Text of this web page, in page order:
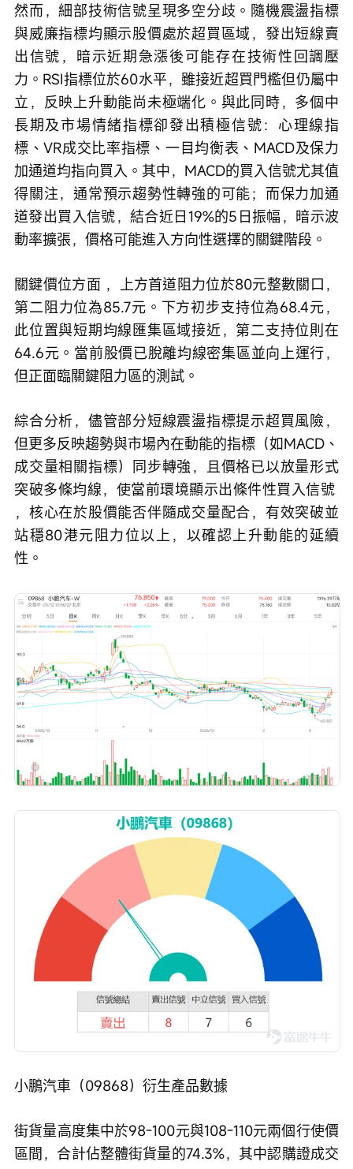
然而，細部技術信號呈現多空分歧。隨機震盪指標
與威廉指標均顯示股價處於超買區域，發出短線賣
出信號，暗示近期急漲後可能存在技術性回調壓
力。RSI指標位於60水平，雖接近超買門檻但仍屬中
立，反映上升動能尚未極端化。與此同時，多個中
長期及市場情緒指標卻發出積極信號：心理線指
標、VR成交比率指標、一目均衡表、MACD及保力
加通道均指向買入。其中，MACD的買入信號尤其值
得關注，通常預示趨勢性轉強的可能；而保力加通
道發出買入信號，結合近日19%的5日振幅，暗示波
動率擴張，價格可能進入方向性選擇的關鍵階段。
關鍵價位方面 ，上方首道阻力位於80元整數關口，
第二阻力位為85.7元。下方初步支持位為68.4元，
此位置與短期均線匯集區域接近，第二支持位則在
64.6元。當前股價已脫離均線密集區並向上運行，
但正面臨關鍵阻力區的測試。
綜合分析，儘管部分短線震盪指標提示超買風險，
但更多反映趨勢與市場內在動能的指標（如MACD、
成交量相關指標）同步轉強，且價格已以放量形式
突破多條均線，使當前環境顯示出條件性買入信號
，核心在於股價能否伴隨成交量配合，有效突破並
站穩80港元阻力位以上，以確認上升動能的延續
性。
小鵬汽車（09868）衍生產品數據
街貨量高度集中於98-100元與108-110元兩個行使價
區間，合計佔整體街貨量的74.3%，其中認購證成交